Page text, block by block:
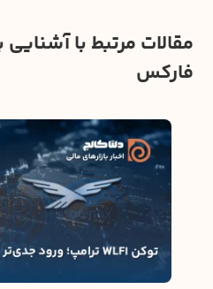
مقالات مرتبط با آشنایی
فارکس